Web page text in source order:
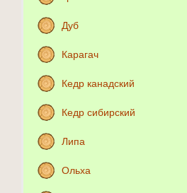
Дуб
Карагач
Кедр канадский
Кедр сибирский
Липа
Ольха